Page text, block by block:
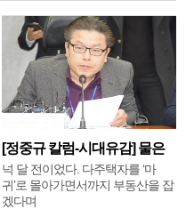
[정중규 칼럼-시대유감] 물은
배
넉 달 전이었다. 다주택자를 ‘마
귀’로 몰아가면서까지 부동산을 잡
겠다며